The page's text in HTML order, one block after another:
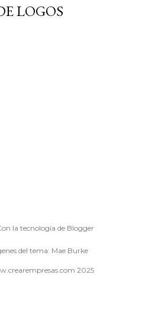
LOGOS
la tecnología de Blogger
del tema: Mae Burke
2025